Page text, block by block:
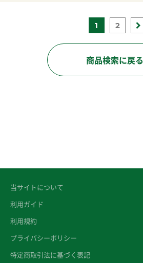
1 2
商品検索に戻る
当サイトについて
利用ガイド
利用規約
プライバシーポリシー
特定商取引法に基づく表記